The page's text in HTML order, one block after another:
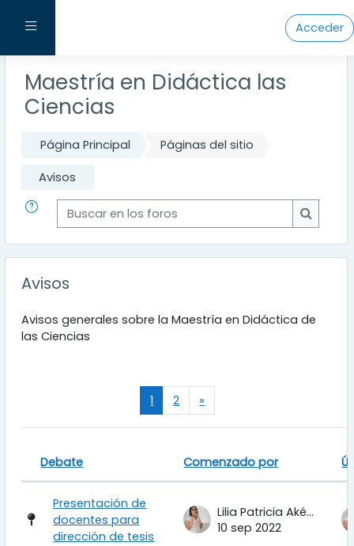
Panel lateral Acceder
Maestría en Didáctica las
Ciencias
Página Principal Páginas del sitio
Avisos
Buscar en los foros
Buscar
Avisos
Avisos generales sobre la Maestría en Didáctica de
las Ciencias
1 (actual)
2 »
Mostrando 100 de 174 discusiones
Estado
Debate Comenzado por
Presentación de
docentes para
dirección de tesis
Lilia Patricia Aké Tec
10 sep 2022